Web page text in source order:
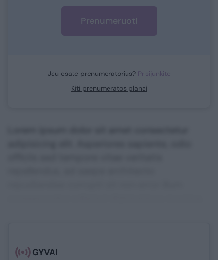
Prenumeruoti
Jau esate prenumeratorius? Prisijunkite
Kiti prenumeratos planai
GYVAI